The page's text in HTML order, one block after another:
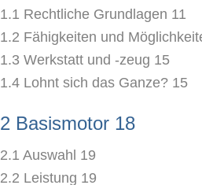
1.1 Rechtliche Grundlagen 11
1.2 Fähigkeiten und
1.3 Werkstatt und -zeug 15
1.4 Lohnt sich das Ganze? 15
2 Basismotor 18
2.1 Auswahl 19
2.2 Leistung 19